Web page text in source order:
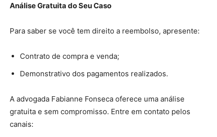
Análise Gratuita do Seu Caso
Para saber se você tem direito a reembolso, apresente:
Contrato de compra e venda;
Demonstrativo dos pagamentos realizados.
A advogada Fabianne Fonseca oferece uma análise
gratuita e sem compromisso. Entre em contato pelos
canais: